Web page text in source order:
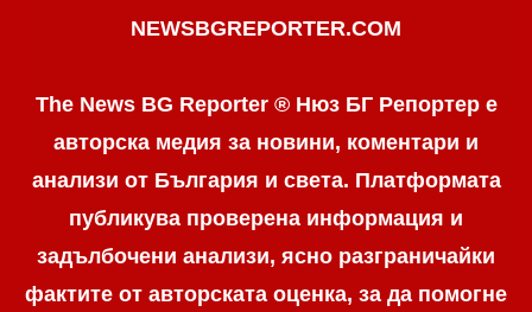
NEWSBGREPORTER.COM
The News BG Reporter ® Нюз БГ Репортер е
авторска медия за новини, коментари и
анализи от България и света. Платформата
публикува проверена информация и
задълбочени анализи, ясно разграничaйки
фактите от авторската оценка, за да помогне